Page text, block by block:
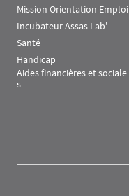
Mission Orientation Emploi
Incubateur Assas Lab'
Santé
Handicap
Aides financières et sociale
s